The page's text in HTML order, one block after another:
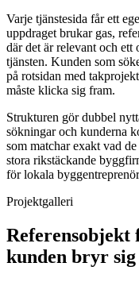
Varje tjänstesida får ett
uppdraget brukar gas,
där det är relevant och
tjänsten. Kunden som
på rotsidan med
måste klicka sig fram.
Strukturen gör dubbel
sökningar och kunderna
som matchar exakt vad
stora rikstäckande
för lokala
Projektgalleri
kunden bryr sig